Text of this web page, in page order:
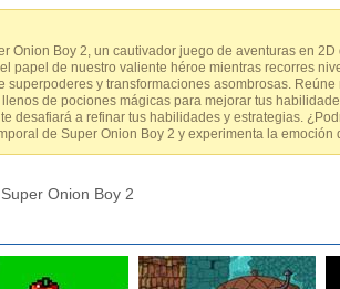
Onion Boy 2, un cautivador juego de aventuras en
papel de nuestro valiente héroe mientras recorres
y transformaciones asombrosas.
de pociones mágicas para mejorar tus
desafiará a refinar tus habilidades y estrategias.
de Super Onion Boy 2 y experimenta la emoción
Onion Boy 2